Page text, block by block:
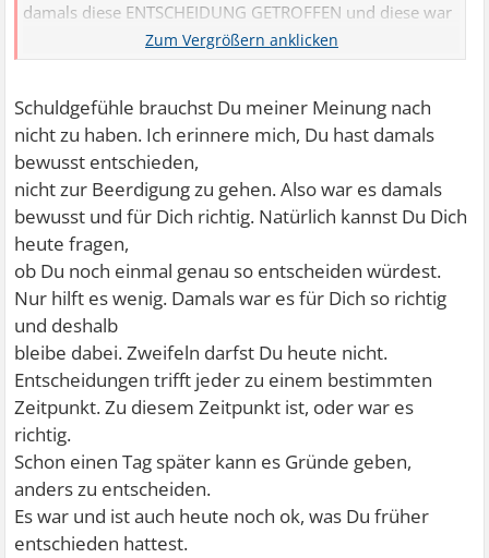
damals diese ENTSCHEIDUNG GETROFFEN und diese war
Schuldgefühle brauchst Du meiner Meinung nach
nicht zu haben. Ich erinnere mich, Du hast damals
bewusst entschieden,
nicht zur Beerdigung zu gehen. Also war es damals
bewusst und für Dich richtig. Natürlich kannst Du Dich
heute fragen,
ob Du noch einmal genau so entscheiden würdest.
Nur hilft es wenig. Damals war es für Dich so richtig
und deshalb
bleibe dabei. Zweifeln darfst Du heute nicht.
Entscheidungen trifft jeder zu einem bestimmten
Zeitpunkt. Zu diesem Zeitpunkt ist, oder war es
richtig.
Schon einen Tag später kann es Gründe geben,
anders zu entscheiden.
Es war und ist auch heute noch ok, was Du früher
entschieden hattest.